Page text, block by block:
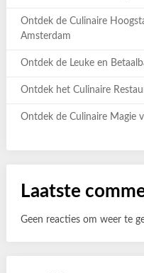
Ontdek de Culinaire
Amsterdam
Ontdek de Leuke en
Ontdek het Culinaire
Ontdek de Culinaire Magie
Laatste
Geen reacties om weer te